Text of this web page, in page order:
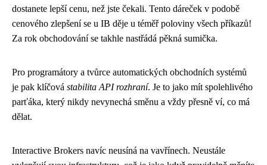
dostanete lepší cenu, než jste čekali. Tento dáreček v podobě
cenového zlepšení se u IB děje u téměř poloviny všech příkazů!
Za rok obchodování se takhle nastřádá pěkná sumička.
Pro programátory a tvůrce automatických obchodních systémů
je pak klíčová stabilita API rozhraní. Je to jako mít spolehlivého
parťáka, který nikdy nevynechá směnu a vždy přesně ví, co má
dělat.
Interactive Brokers navíc neusíná na vavřínech. Neustále